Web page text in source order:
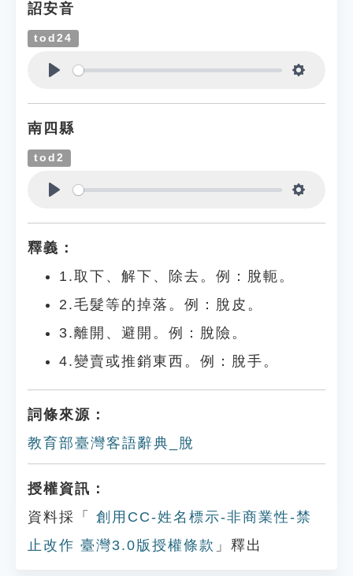
詔安音
tod24
南四縣
tod2
釋義：
1.取下、解下、除去。例：脫軛。
2.毛髮等的掉落。例：脫皮。
3.離開、避開。例：脫險。
4.變賣或推銷東西。例：脫手。
詞條來源：
教育部臺灣客語辭典_脫
授權資訊：
資料採「
創用CC-姓名標示-非商業性-禁
止改作 臺灣3.0版授權條款 」釋出